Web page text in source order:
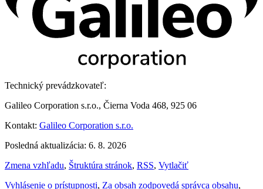
Technický prevádzkovateľ:
Galileo Corporation s.r.o., Čierna Voda 468, 925 06
Kontakt: Galileo Corporation s.r.o.
Posledná aktualizácia: 6. 8. 2026
Zmena vzhľadu, Štruktúra stránok, RSS, Vytlačiť
Vyhlásenie o prístupnosti, Za obsah zodpovedá správca obsahu,